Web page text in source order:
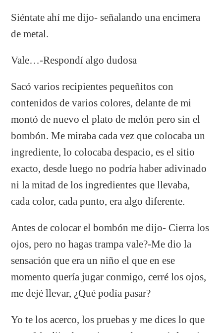
Siéntate ahí me dijo- señalando una encimera
de metal.
Vale…-Respondí algo dudosa
Sacó varios recipientes pequeñitos con
contenidos de varios colores, delante de mi
montó de nuevo el plato de melón pero sin el
bombón. Me miraba cada vez que colocaba un
ingrediente, lo colocaba despacio, es el sitio
exacto, desde luego no podría haber adivinado
ni la mitad de los ingredientes que llevaba,
cada color, cada punto, era algo diferente.
Antes de colocar el bombón me dijo- Cierra los
ojos, pero no hagas trampa vale?-Me dio la
sensación que era un niño el que en ese
momento quería jugar conmigo, cerré los ojos,
me dejé llevar, ¿Qué podía pasar?
Yo te los acerco, los pruebas y me dices lo que